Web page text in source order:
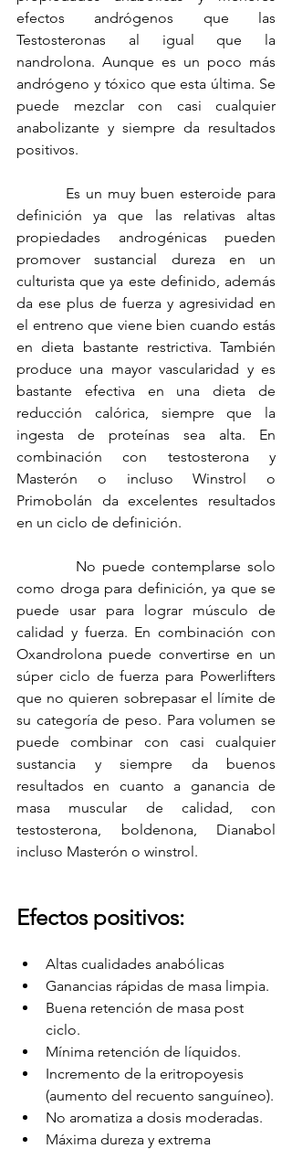
efectos andrógenos que las
Testosteronas al igual que la
nandrolona. Aunque es un poco más
andrógeno y tóxico que esta última. Se
puede mezclar con casi cualquier
anabolizante y siempre da resultados
positivos.
Es un muy buen esteroide para
definición ya que las relativas altas
propiedades androgénicas pueden
promover sustancial dureza en un
culturista que ya este definido, además
da ese plus de fuerza y agresividad en
el entreno que viene bien cuando estás
en dieta bastante restrictiva. También
produce una mayor vascularidad y es
bastante efectiva en una dieta de
reducción calórica, siempre que la
ingesta de proteínas sea alta. En
combinación con testosterona y
Masterón o incluso Winstrol o
Primobolán da excelentes resultados
en un ciclo de definición.
No puede contemplarse solo
como droga para definición, ya que se
puede usar para lograr músculo de
calidad y fuerza. En combinación con
Oxandrolona puede convertirse en un
súper ciclo de fuerza para Powerlifters
que no quieren sobrepasar el límite de
su categoría de peso. Para volumen se
puede combinar con casi cualquier
sustancia y siempre da buenos
resultados en cuanto a ganancia de
masa muscular de calidad, con
testosterona, boldenona, Dianabol
incluso Masterón o winstrol.
Efectos positivos:
Altas cualidades anabólicas
Ganancias rápidas de masa limpia.
Buena retención de masa post
ciclo.
Mínima retención de líquidos.
Incremento de la eritropoyesis
(aumento del recuento sanguíneo).
No aromatiza a dosis moderadas.
Máxima dureza y extrema